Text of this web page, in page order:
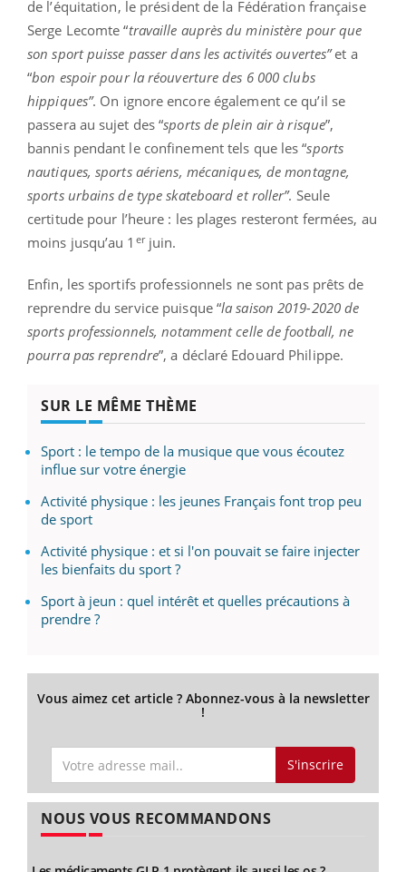
de l’équitation, le président de la Fédération française
Serge Lecomte “travaille auprès du ministère pour que
son sport puisse passer dans les activités ouvertes”et a
“bon espoir pour la réouverture des 6 000 clubs
hippiques”. On ignore encore également ce qu’il se
passera au sujet des “sports de plein air à risque”,
bannis pendant le confinement tels que les “sports
nautiques, sports aériens, mécaniques, de montagne,
sports urbains de type skateboard et roller”. Seule
certitude pour l’heure : les plages resteront fermées, au
moins jusqu’au 1 erjuin.
Enfin, les sportifs professionnels ne sont pas prêts de
reprendre du service puisque “la saison 2019-2020 de
sports professionnels, notamment celle de football, ne
pourra pas reprendre”, a déclaré Edouard Philippe.
SUR LE MÊME THÈME
Sport : le tempo de la musique que vous écoutez
influe sur votre énergie
Activité physique : les jeunes Français font trop peu
de sport
Activité physique : et si l'on pouvait se faire injecter
les bienfaits du sport ?
Sport à jeun : quel intérêt et quelles précautions à
prendre ?
Vous aimez cet article ? Abonnez-vous à la newsletter
!
S'inscrire
NOUS VOUS RECOMMANDONS